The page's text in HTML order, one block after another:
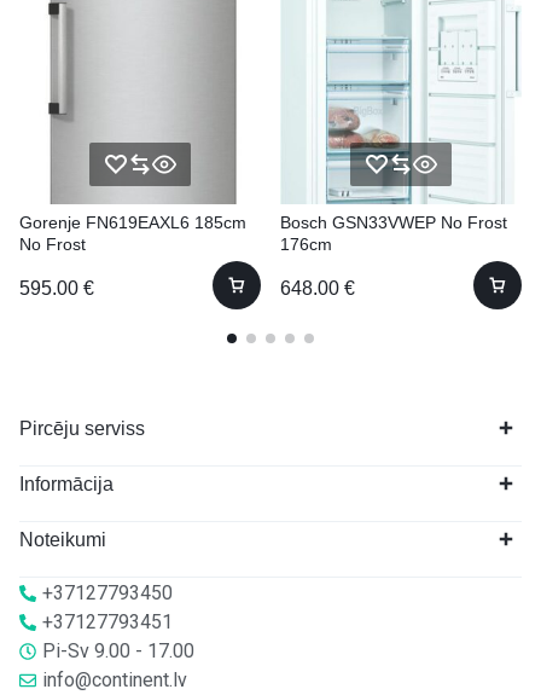
Gorenje FN619EAXL6 185cm
No Frost
595.00 €
Bosch GSN33VWEP No Frost
176cm
648.00 €
Pircēju serviss
Informācija
Noteikumi
+37127793450
+37127793451
Pi-Sv 9.00 - 17.00
info@continent.lv